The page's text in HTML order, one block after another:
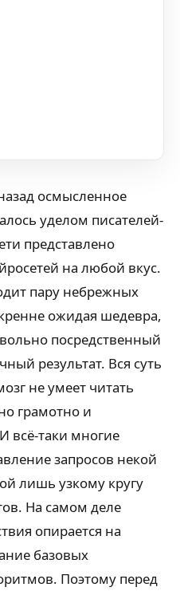
осмысленное
уделом писателей-
представлено
на любой вкус.
пару небрежных
ожидая шедевра,
посредственный
результат. Вся суть
не умеет читать
грамотно и
всё-таки многие
запросов некой
лишь узкому кругу
На самом деле
опирается на
базовых
Поэтому перед